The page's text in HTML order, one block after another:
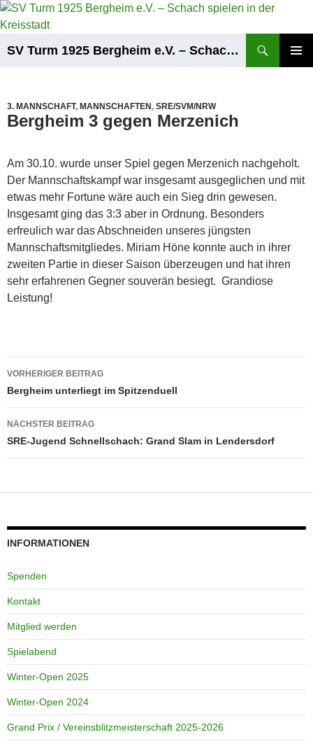
Zum
Inhalt
SV Turm 1925 Bergheim e.V. – Schach spielen in der Kreisstadt
3. MANNSCHAFT, MANNSCHAFTEN , SRE/SVM/NRW
Bergheim 3 gegen Merzenich
Am 30.10. wurde unser Spiel gegen Merzenich nachgeholt.
Der Mannschaftskampf war insgesamt ausgeglichen und mit
etwas mehr Fortune wäre auch ein Sieg drin gewesen.
Insgesamt ging das 3:3 aber in Ordnung. Besonders
erfreulich war das Abschneiden unseres jüngsten
Mannschaftsmitgliedes. Miriam Höne konnte auch in ihrer
zweiten Partie in dieser Saison überzeugen und hat ihren
sehr erfahrenen Gegner souverän besiegt. Grandiose
Leistung!
Beitragsnavigation
VORHERIGER BEITRAG
Bergheim unterliegt im Spitzenduell
NÄCHSTER BEITRAG
SRE-Jugend Schnellschach: Grand Slam in Lendersdorf
INFORMATIONEN
Spenden
Kontakt
Mitglied werden
Spielabend
Winter-Open 2025
Winter-Open 2024
Grand Prix / Vereinsblitzmeisterschaft 2025-2026